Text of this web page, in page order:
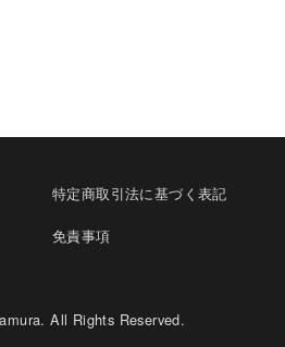
特定商取引法に基づく表記
免責事項
All Rights Reserved.